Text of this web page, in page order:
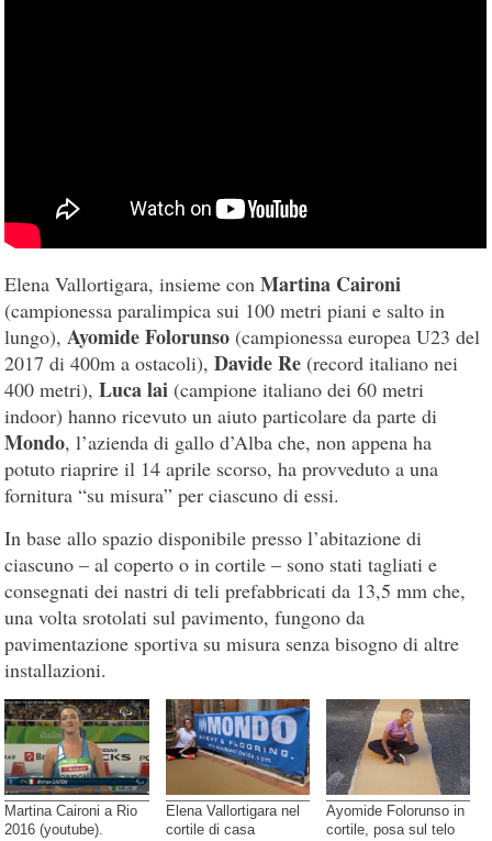
Elena Vallortigara, insieme conMartina Caironi
(campionessa paralimpica sui 100 metri piani e salto in
lungo), Ayomide Folorunso (campionessa europea U23 del
2017 di 400m a ostacoli),Davide Re (record italiano nei
400 metri),Luca lai (campione italiano dei 60 metri
indoor) hanno ricevuto un aiuto particolare da parte di
Mondo, l’azienda di gallo d’Alba che, non appena ha
potuto riaprire il 14 aprile scorso, ha provveduto a una
fornitura “su misura” per ciascuno di essi.
In base allo spazio disponibile presso l’abitazione di
ciascuno – al coperto o in cortile – sono stati tagliati e
consegnati dei nastri di teli prefabbricati da 13,5 mm che,
una volta srotolati sul pavimento, fungono da
pavimentazione sportiva su misura senza bisogno di altre
installazioni.
Martina Caironi a Rio
2016 (youtube).
Elena Vallortigara nel
cortile di casa
Ayomide Folorunso in
cortile, posa sul telo